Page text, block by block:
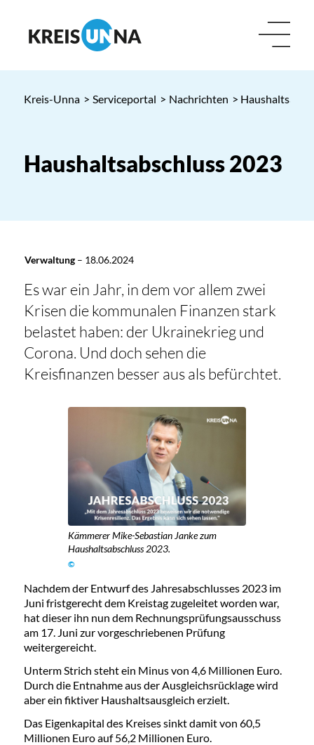
Kreis-Unna > Serviceportal > Nachrichten >
Haushaltsabschluss 2023
Verwaltung– 18.06.2024
Es war ein Jahr, in dem vor allem zwei
Krisen die kommunalen Finanzen stark
belastet haben: der Ukrainekrieg und
Corona. Und doch sehen die
Kreisfinanzen besser aus als befürchtet.
Kämmerer Mike-Sebastian Janke zum
Haushaltsabschluss 2023.
©
Nachdem der Entwurf des Jahresabschlusses 2023 im
Juni fristgerecht dem Kreistag zugeleitet worden war,
hat dieser ihn nun dem Rechnungsprüfungsausschuss
am 17. Juni zur vorgeschriebenen Prüfung
weitergereicht.
Unterm Strich steht ein Minus von 4,6 Millionen Euro.
Durch die Entnahme aus der Ausgleichsrücklage wird
aber ein fiktiver Haushaltsausgleich erzielt.
Das Eigenkapital des Kreises sinkt damit von 60,5
Millionen Euro auf 56,2 Millionen Euro.